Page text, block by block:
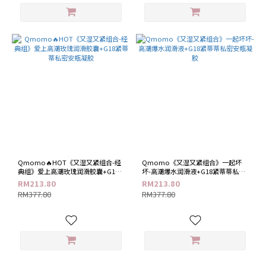
Qmomo🔥HOT《又湿又紧组合-经
典组》爱上高潮玫瑰润滑胶囊+G18
紧蒂蒂私密安瓶凝胶
RM213.80
RM377.80
Qmomo《又湿又紧组合》一起坏
坏-高潮爆水润滑液+G18紧蒂蒂私密
安瓶凝胶
RM213.80
RM377.80